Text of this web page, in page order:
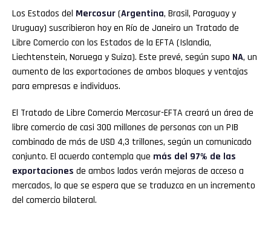
Los Estados del Mercosur(Argentina, Brasil, Paraguay y
Uruguay) suscribieron hoy en Río de Janeiro un Tratado de
Libre Comercio con los Estados de la EFTA (Islandia,
Liechtenstein, Noruega y Suiza). Este prevé, según supo NA, un
aumento de las exportaciones de ambos bloques y ventajas
para empresas e individuos.
El Tratado de Libre Comercio Mercosur-EFTA creará un área de
libre comercio de casi 300 millones de personas con un PIB
combinado de más de USD 4,3 trillones, según un comunicado
conjunto. El acuerdo contempla que más del 97% de las
exportaciones de ambos lados verán mejoras de acceso a
mercados, lo que se espera que se traduzca en un incremento
del comercio bilateral.